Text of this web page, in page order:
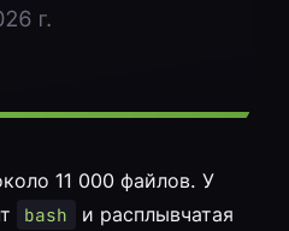
11 000 файлов. У
bash
и расплывчатая